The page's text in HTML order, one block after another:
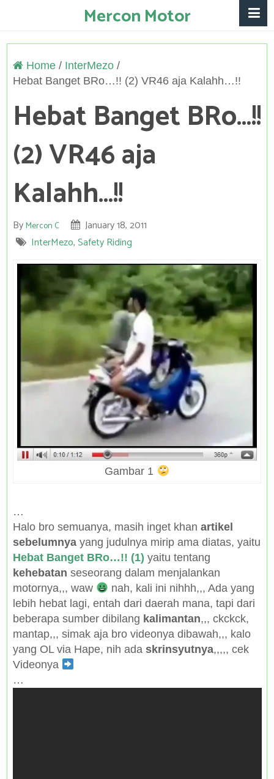
Mercon Motor
Home/ InterMezo/
Hebat Banget BRo…!! (2) VR46 aja Kalahh…!!
Hebat Banget BRo…!!
(2) VR46 aja
Kalahh…!!
ByMercon C
January 18, 2011
InterMezo,Safety Riding
Gambar 1
…
Halo bro semuanya, masih inget khan artikel
sebelumnyayang judulnya mirip ama diatas, yaitu
Hebat Banget BRo…!! (1) yaitu tentang
kehebatan seseorang dalam menjalankan
motornya,,, waw
nah, kali ini nihhh,,, Ada yang
lebih hebat lagi, entah dari daerah mana, tapi dari
beberapa sumber dibilang kalimantan,,, ckckck,
mantap,,, simak aja brovideonya dibawah,,, kalo
yang OL via Hape, nih ada skrinsyutnya,,,,, cek
Videonya
…